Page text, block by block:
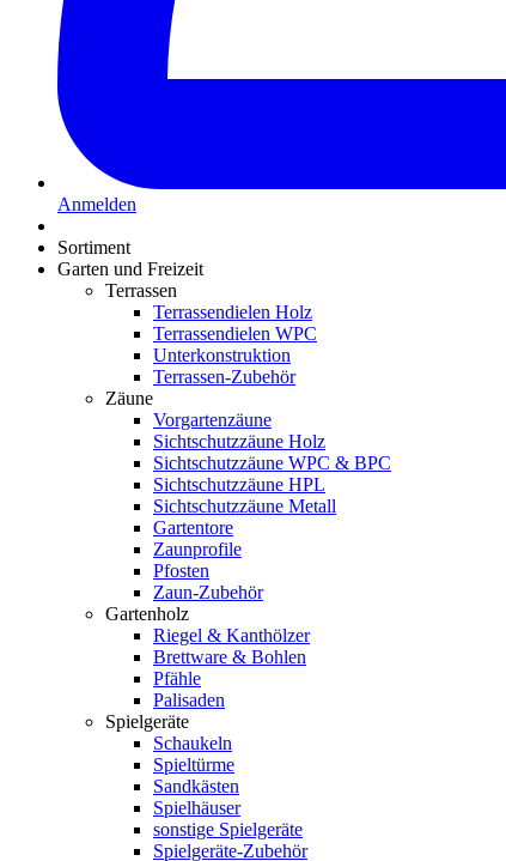
Anmelden
Sortiment
Garten und Freizeit
Terrassen
Terrassendielen Holz
Terrassendielen WPC
Unterkonstruktion
Terrassen-Zubehör
Zäune
Vorgartenzäune
Sichtschutzzäune Holz
Sichtschutzzäune WPC & BPC
Sichtschutzzäune HPL
Sichtschutzzäune Metall
Gartentore
Zaunprofile
Pfosten
Zaun-Zubehör
Gartenholz
Riegel & Kanthölzer
Brettware & Bohlen
Pfähle
Palisaden
Spielgeräte
Schaukeln
Spieltürme
Sandkästen
Spielhäuser
sonstige Spielgeräte
Spielgeräte-Zubehör